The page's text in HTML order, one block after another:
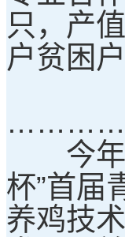
只，产
户贫困
今年
杯”首届
养鸡技